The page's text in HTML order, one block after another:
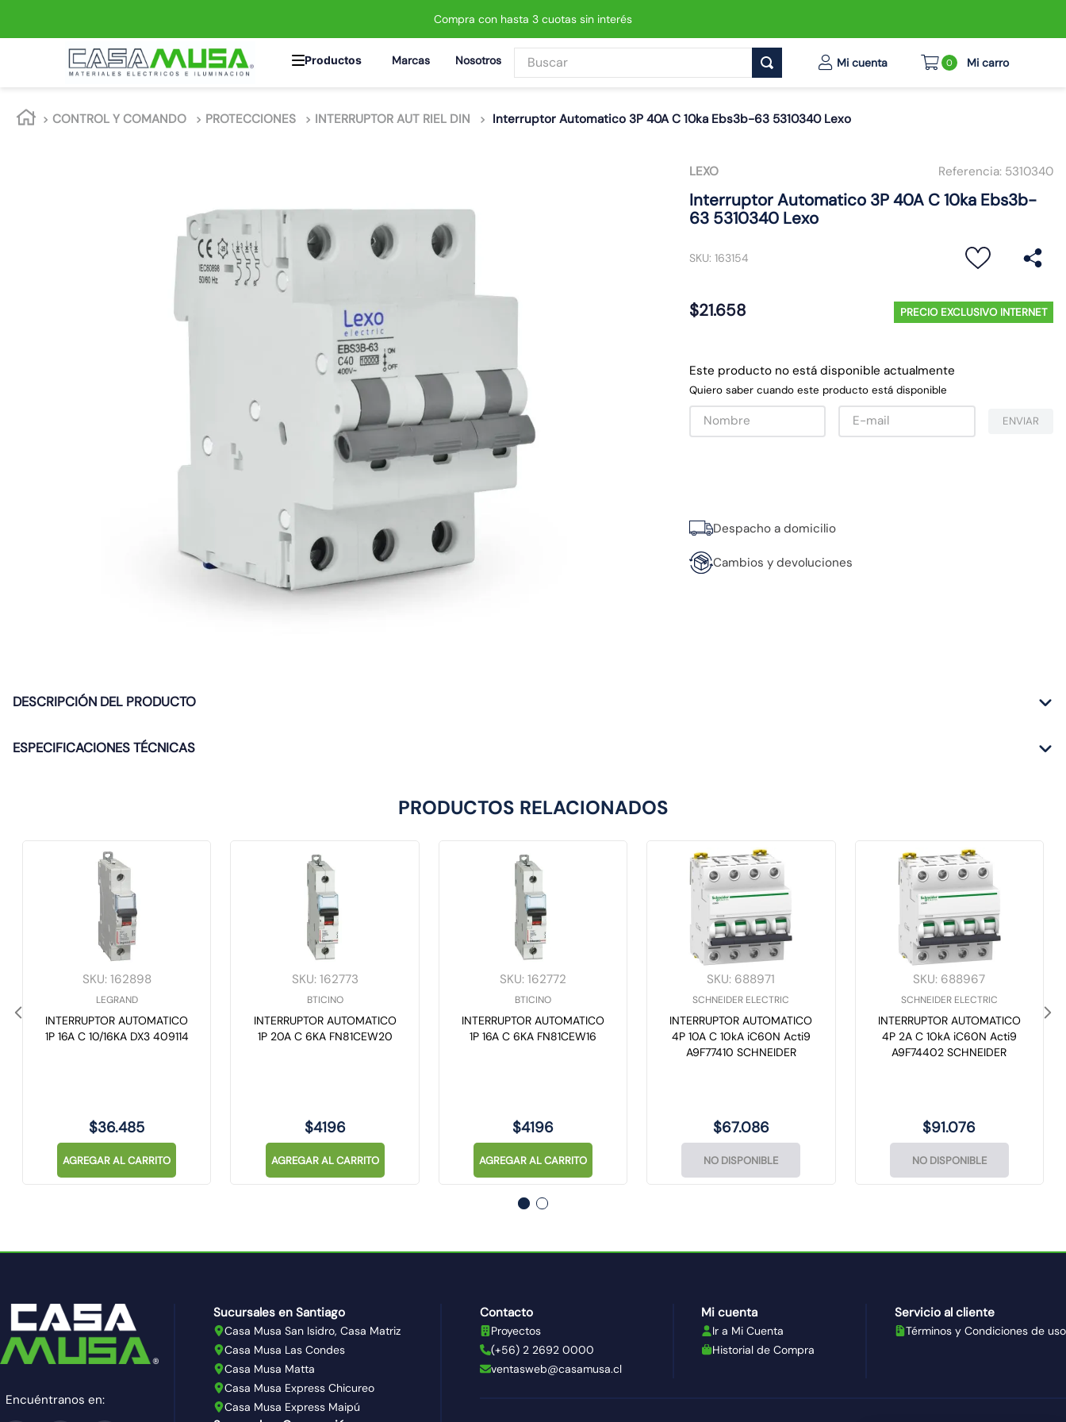
Compra con hasta 3 cuotas sin interés
Marcas Nosotros Buscar
0
CONTROL Y COMANDO PROTECCIONES INTERRUPTOR AUT RIEL DIN Interruptor Automatico 3P 40A C 10ka Ebs3b-63 5310340 Lexo
LEXO Referencia: 5310340
Interruptor Automatico 3P 40A C 10ka Ebs3b-
63 5310340 Lexo
SKU: 163154
$21.658 PRECIO EXCLUSIVO INTERNET
Este producto no está disponible actualmente
Quiero saber cuando este producto está disponible
ENVIAR
Despacho a domicilio
Cambios y devoluciones
DESCRIPCIÓN DEL PRODUCTO
ESPECIFICACIONES TÉCNICAS
PRODUCTOS RELACIONADOS
SKU: 162898
LEGRAND
INTERRUPTOR AUTOMATICO
1P 16A C 10/16KA DX3 409114
$36.485
AGREGAR AL CARRITO
SKU: 162773
BTICINO
INTERRUPTOR AUTOMATICO
1P 20A C 6KA FN81CEW20
$4196
AGREGAR AL CARRITO
SKU: 162772
BTICINO
INTERRUPTOR AUTOMATICO
1P 16A C 6KA FN81CEW16
$4196
AGREGAR AL CARRITO
SKU: 688971
SCHNEIDER ELECTRIC
INTERRUPTOR AUTOMATICO
4P 10A C 10kA iC60N Acti9
A9F77410 SCHNEIDER
$67.086
NO DISPONIBLE
SKU: 688967
SCHNEIDER ELECTRIC
INTERRUPTOR AUTOMATICO
4P 2A C 10kA iC60N Acti9
A9F74402 SCHNEIDER
$91.076
NO DISPONIBLE
Encuéntranos en:
Sucursales en Santiago
Casa Musa San Isidro, Casa Matriz
Casa Musa Las Condes
Casa Musa Matta
Casa Musa Express Chicureo
Casa Musa Express Maipú
Contacto
Proyectos
(+56) 2 2692 0000
ventasweb@casamusa.cl
Mi cuenta
Ir a Mi Cuenta
Historial de Compra
Servicio al cliente
Términos y Condiciones de uso
1.
enchufe
foco
foco led
proyector led